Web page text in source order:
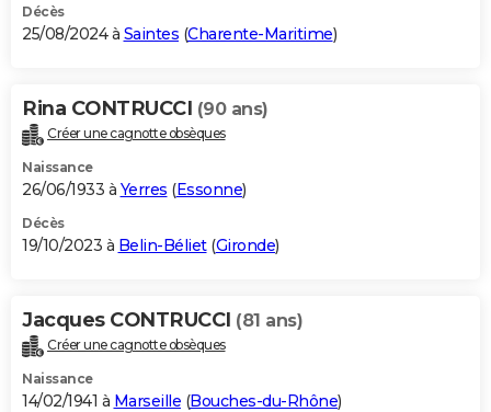
S'inscrire
Se connecter
Lycées
Collèges
Primaires
Universités
Entreprises
Service militaire
Avis de recherche
AVIS DE DÉCÈS
Bricolage
Lifestyle
Culture
Sport
Auto
Television
Voyage
Cinema
Décès
25/08/2024 à Saintes (Charente-Maritime)
Rina CONTRUCCI (90 ans)
Créer une cagnotte obsèques
Naissance
26/06/1933 à Yerres (Essonne)
Décès
19/10/2023 à Belin-Béliet(Gironde)
Jacques CONTRUCCI (81 ans)
Créer une cagnotte obsèques
Naissance
14/02/1941 à Marseille (Bouches-du-Rhône)